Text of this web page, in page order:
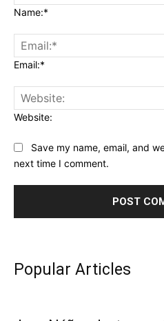
Name:*
Email:*
Website:
Save my name, email, and
next time I comment.
Popular Articles